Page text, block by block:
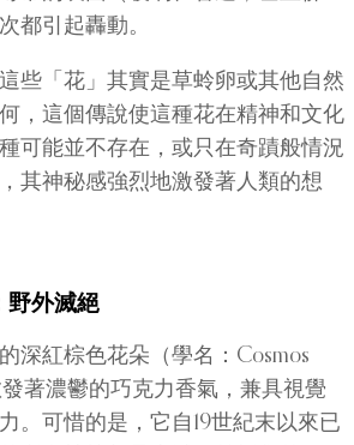
都引起轟動。
些「花」其實是草蛉卵或其他自然
，這個傳說使這種花在精神和文化
可能並不存在，或只在奇蹟般情況
其神秘感強烈地激發著人類的想
野外滅絕
深紅棕色花朵（學名：Cosmos
發著濃鬱的巧克力香氣，兼具視覺
。可惜的是，它自19世紀末以來已